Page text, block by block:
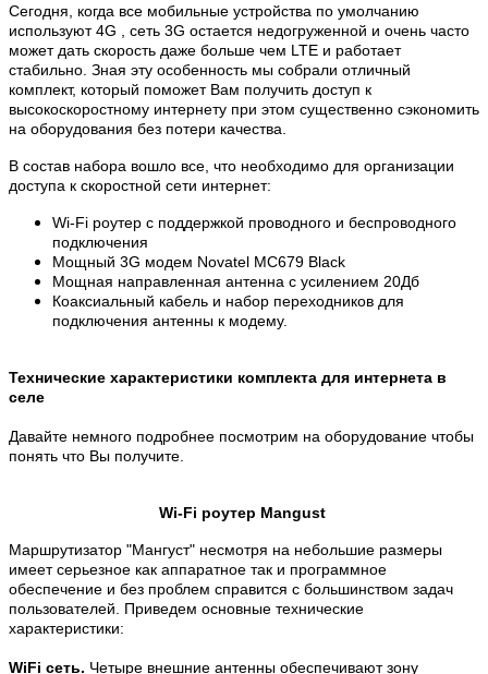
Сегодня, когда все мобильные устройства по умолчанию
используют 4G , сеть 3G остается недогруженной и очень часто
может дать скорость даже больше чем LTE и работает
стабильно. Зная эту особенность мы собрали отличный
комплект, который поможет Вам получить доступ к
высокоскоростному интернету при этом существенно сэкономить
на оборудования без потери качества.
В состав набора вошло все, что необходимо для организации
доступа к скоростной сети интернет:
Wi-Fi роутер с поддержкой проводного и беспроводного
подключения
Мощный 3G модем Novatel MC679 Black
Мощная направленная антенна с усилением 20Дб
Коаксиальный кабель и набор переходников для
подключения антенны к модему.
Технические характеристики комплекта для интернета в
селе
Давайте немного подробнее посмотрим на оборудование чтобы
понять что Вы получите.
Wi-Fi роутер Mangust
Маршрутизатор "Мангуст" несмотря на небольшие размеры
имеет серьезное как аппаратное так и программное
обеспечение и без проблем справится с большинством задач
пользователей. Приведем основные технические
характеристики:
WiFi сеть. Четыре внешние антенны обеспечивают зону